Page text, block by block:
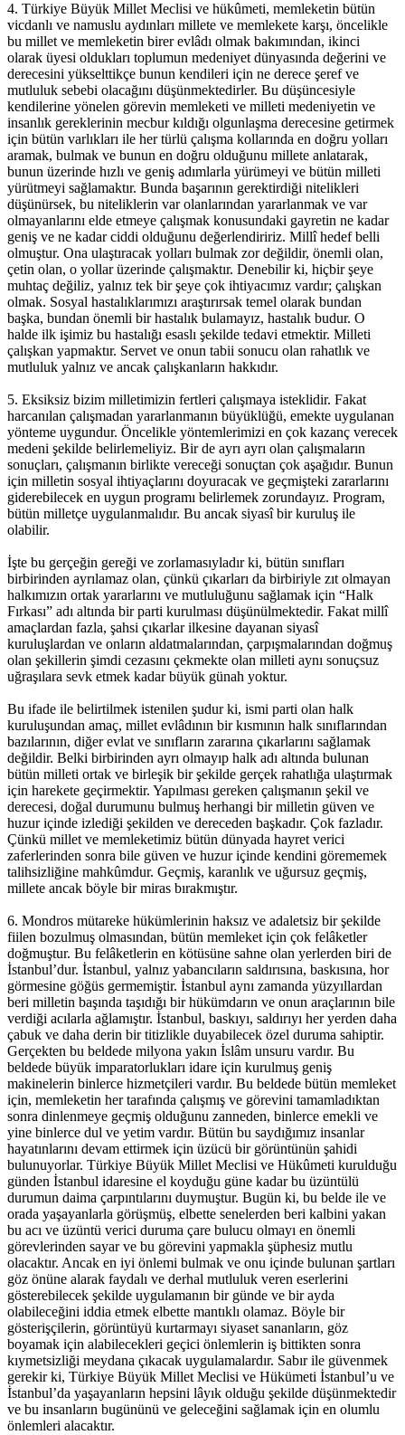
4. Türkiye Büyük Millet Meclisi ve hükûmeti, memleketin bütün
vicdanlı ve namuslu aydınları millete ve memlekete karşı, öncelikle
bu millet ve memleketin birer evlâdı olmak bakımından, ikinci
olarak üyesi oldukları toplumun medeniyet dünyasında değerini ve
derecesini yükselttikçe bunun kendileri için ne derece şeref ve
mutluluk sebebi olacağını düşünmektedirler. Bu düşüncesiyle
kendilerine yönelen görevin memleketi ve milleti medeniyetin ve
insanlık gereklerinin mecbur kıldığı olgunlaşma derecesine getirmek
için bütün varlıkları ile her türlü çalışma kollarında en doğru yolları
aramak, bulmak ve bunun en doğru olduğunu millete anlatarak,
bunun üzerinde hızlı ve geniş adımlarla yürümeyi ve bütün milleti
yürütmeyi sağlamaktır. Bunda başarının gerektirdiği nitelikleri
düşünürsek, bu niteliklerin var olanlarından yararlanmak ve var
olmayanlarını elde etmeye çalışmak konusundaki gayretin ne kadar
geniş ve ne kadar ciddi olduğunu değerlendiririz. Millî hedef belli
olmuştur. Ona ulaştıracak yolları bulmak zor değildir, önemli olan,
çetin olan, o yollar üzerinde çalışmaktır. Denebilir ki, hiçbir şeye
muhtaç değiliz, yalnız tek bir şeye çok ihtiyacımız vardır; çalışkan
olmak. Sosyal hastalıklarımızı araştırırsak temel olarak bundan
başka, bundan önemli bir hastalık bulamayız, hastalık budur. O
halde ilk işimiz bu hastalığı esaslı şekilde tedavi etmektir. Milleti
çalışkan yapmaktır. Servet ve onun tabii sonucu olan rahatlık ve
mutluluk yalnız ve ancak çalışkanların hakkıdır.
5. Eksiksiz bizim milletimizin fertleri çalışmaya isteklidir. Fakat
harcanılan çalışmadan yararlanmanın büyüklüğü, emekte uygulanan
yönteme uygundur. Öncelikle yöntemlerimizi en çok kazanç verecek
medeni şekilde belirlemeliyiz. Bir de ayrı ayrı olan çalışmaların
sonuçları, çalışmanın birlikte vereceği sonuçtan çok aşağıdır. Bunun
için milletin sosyal ihtiyaçlarını doyuracak ve geçmişteki zararlarını
giderebilecek en uygun programı belirlemek zorundayız. Program,
bütün milletçe uygulanmalıdır. Bu ancak siyasî bir kuruluş ile
olabilir.
İşte bu gerçeğin gereği ve zorlamasıyladır ki, bütün sınıfları
birbirinden ayrılamaz olan, çünkü çıkarları da birbiriyle zıt olmayan
halkımızın ortak yararlarını ve mutluluğunu sağlamak için “Halk
Fırkası” adı altında bir parti kurulması düşünülmektedir. Fakat millî
amaçlardan fazla, şahsi çıkarlar ilkesine dayanan siyasî
kuruluşlardan ve onların aldatmalarından, çarpışmalarından doğmuş
olan şekillerin şimdi cezasını çekmekte olan milleti aynı sonuçsuz
uğraşılara sevk etmek kadar büyük günah yoktur.
Bu ifade ile belirtilmek istenilen şudur ki, ismi parti olan halk
kuruluşundan amaç, millet evlâdının bir kısmının halk sınıflarından
bazılarının, diğer evlat ve sınıfların zararına çıkarlarını sağlamak
değildir. Belki birbirinden ayrı olmayıp halk adı altında bulunan
bütün milleti ortak ve birleşik bir şekilde gerçek rahatlığa ulaştırmak
için harekete geçirmektir. Yapılması gereken çalışmanın şekil ve
derecesi, doğal durumunu bulmuş herhangi bir milletin güven ve
huzur içinde izlediği şekilden ve dereceden başkadır. Çok fazladır.
Çünkü millet ve memleketimiz bütün dünyada hayret verici
zaferlerinden sonra bile güven ve huzur içinde kendini görememek
talihsizliğine mahkûmdur. Geçmiş, karanlık ve uğursuz geçmiş,
millete ancak böyle bir miras bırakmıştır.
6. Mondros mütareke hükümlerinin haksız ve adaletsiz bir şekilde
fiilen bozulmuş olmasından, bütün memleket için çok felâketler
doğmuştur. Bu felâketlerin en kötüsüne sahne olan yerlerden biri de
İstanbul’dur. İstanbul, yalnız yabancıların saldırısına, baskısına, hor
görmesine göğüs germemiştir. İstanbul aynı zamanda yüzyıllardan
beri milletin başında taşıdığı bir hükümdarın ve onun araçlarının bile
verdiği acılarla ağlamıştır. İstanbul, baskıyı, saldırıyı her yerden daha
çabuk ve daha derin bir titizlikle duyabilecek özel duruma sahiptir.
Gerçekten bu beldede milyona yakın İslâm unsuru vardır. Bu
beldede büyük imparatorlukları idare için kurulmuş geniş
makinelerin binlerce hizmetçileri vardır. Bu beldede bütün memleket
için, memleketin her tarafında çalışmış ve görevini tamamladıktan
sonra dinlenmeye geçmiş olduğunu zanneden, binlerce emekli ve
yine binlerce dul ve yetim vardır. Bütün bu saydığımız insanlar
hayatınlarını devam ettirmek için üzücü bir görüntünün şahidi
bulunuyorlar. Türkiye Büyük Millet Meclisi ve Hükûmeti kurulduğu
günden İstanbul idaresine el koyduğu güne kadar bu üzüntülü
durumun daima çarpıntılarını duymuştur. Bugün ki, bu belde ile ve
orada yaşayanlarla görüşmüş, elbette senelerden beri kalbini yakan
bu acı ve üzüntü verici duruma çare bulucu olmayı en önemli
görevlerinden sayar ve bu görevini yapmakla şüphesiz mutlu
olacaktır. Ancak en iyi önlemi bulmak ve onu içinde bulunan şartları
göz önüne alarak faydalı ve derhal mutluluk veren eserlerini
gösterebilecek şekilde uygulamanın bir günde ve bir ayda
olabileceğini iddia etmek elbette mantıklı olamaz. Böyle bir
gösterişçilerin, görüntüyü kurtarmayı siyaset sananların, göz
boyamak için alabilecekleri geçici önlemlerin iş bittikten sonra
kıymetsizliği meydana çıkacak uygulamalardır. Sabır ile güvenmek
gerekir ki, Türkiye Büyük Millet Meclisi ve Hükümeti İstanbul’u ve
İstanbul’da yaşayanların hepsini lâyık olduğu şekilde düşünmektedir
ve bu insanların bugününü ve geleceğini sağlamak için en olumlu
önlemleri alacaktır.